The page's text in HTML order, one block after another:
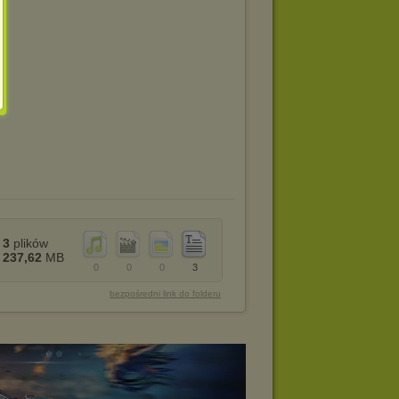
3
0
0
0
3 plików
237,62 MB
bezpośredni link do folderu